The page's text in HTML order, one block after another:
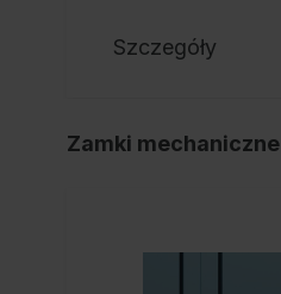
Szczegóły
Zamki mechaniczne